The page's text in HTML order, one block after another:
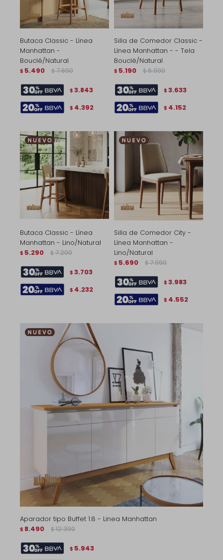
Butaca Classic - Línea
Manhattan -
Bouclé/Natural
$ 5.490 $ 7.690
$ 3.843
$ 4.392
Silla de Comedor Classic -
Línea Manhattan - - Tela
Bouclé/Natural
$ 5.190 $ 6.990
$ 3.633
$ 4.152
Butaca Classic - Línea
Manhattan - Lino/Natural
$ 5.290 $ 7.290
$ 3.703
$ 4.232
Silla de Comedor City -
Línea Manhattan -
Lino/Natural
$ 5.690 $ 7.990
$ 3.983
$ 4.552
Aparador tipo Buffet 1.8 - Linea Manhattan
$ 8.490 $ 12.390
$ 5.943